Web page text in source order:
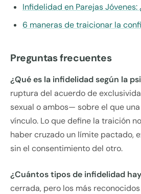
Infidelidad en Parejas Jóvenes:
6 maneras de traicionar la
Preguntas frecuentes
¿Qué es la infidelidad según la
ruptura del acuerdo de
sexual o ambos— sobre el que
vínculo. Lo que define la traición
haber cruzado un límite pactado,
sin el consentimiento del otro.
¿Cuántos tipos de infidelidad
cerrada, pero los más